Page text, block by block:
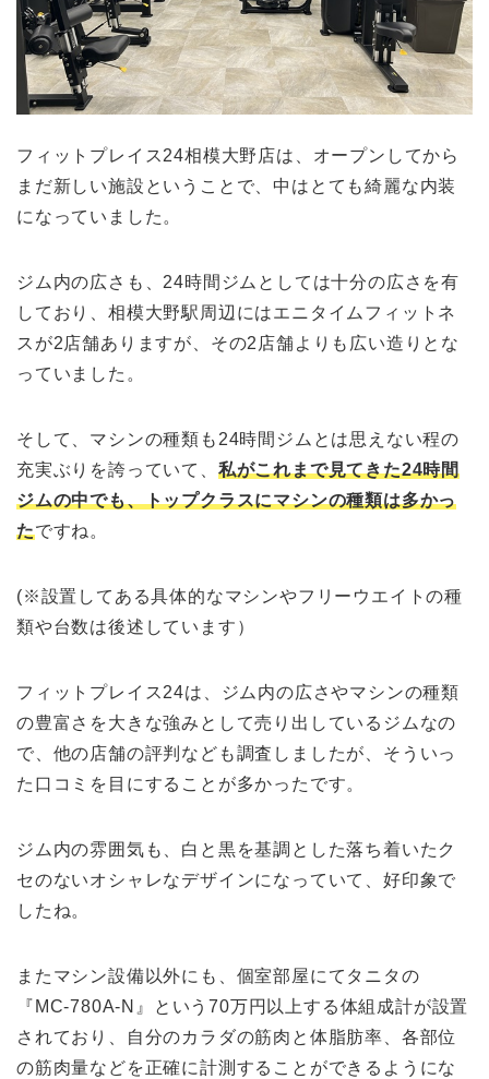
フィットプレイス24相模大野店は、オープンしてから
まだ新しい施設ということで、中はとても綺麗な内装
になっていました。
ジム内の広さも、24時間ジムとしては十分の広さを有
しており、相模大野駅周辺にはエニタイムフィットネ
スが2店舗ありますが、その2店舗よりも広い造りとな
っていました。
そして、マシンの種類も24時間ジムとは思えない程の
充実ぶりを誇っていて、 私がこれまで見てきた24時間
ジムの中でも、トップクラスにマシンの種類は多かっ
たですね。
(※設置してある具体的なマシンやフリーウエイトの種
類や台数は後述しています）
フィットプレイス24は、ジム内の広さやマシンの種類
の豊富さを大きな強みとして売り出しているジムなの
で、他の店舗の評判なども調査しましたが、そういっ
た口コミを目にすることが多かったです。
ジム内の雰囲気も、白と黒を基調とした落ち着いたク
セのないオシャレなデザインになっていて、好印象で
したね。
またマシン設備以外にも、個室部屋にてタニタの
『MC-780A-N』という70万円以上する体組成計が設置
されており、自分のカラダの筋肉と体脂肪率、各部位
の筋肉量などを正確に計測することができるようにな